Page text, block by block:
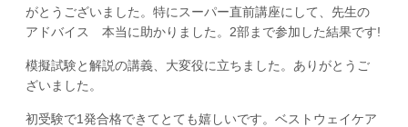
がとうございました。特にスーパー直前講座にして、先生の
アドバイス 本当に助かりました。2部まで参加した結果です!
模擬試験と解説の講義、大変役に立ちました。ありがとうご
ざいました。
初受験で1発合格できてとても嬉しいです。ベストウェイケア